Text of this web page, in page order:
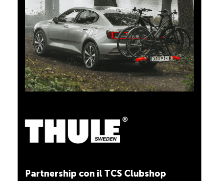
stessa filosofia: supportare le persone nei loro
spostamenti in modo sicuro, affidabile e confortevole.
5% di cashback
riceverete automaticamente un cashback del 5%. La
TCS Member Mastercard è allo stesso tempo carta
socio, carta di pagamento e carta vantaggi, ed è
gratuita a tempo indeterminato per i soci TCS.
un aiuto affidabile e pratico durante ogni spostamento.
Tali prodotti sono facilmente riconoscibili nel negozio